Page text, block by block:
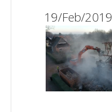
19/Feb/2019